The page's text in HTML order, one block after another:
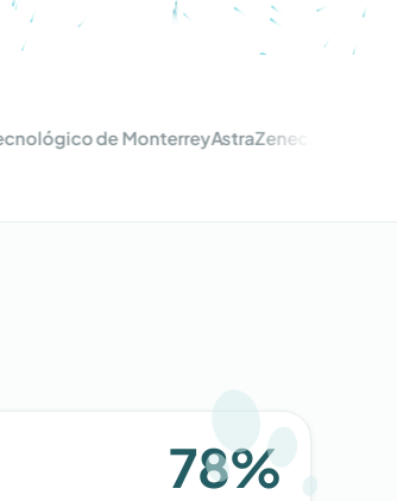
de MonterreyAstraZenecaKLM
78%